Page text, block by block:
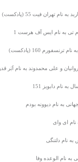
نام تهران فیت 55 (پادکست)
تی به نام ایس آف هرست 1
160 (پادکست)
و علی محمدوند به نام اَبَر
نام دابویز 151
به نام دیوونه بودم
نام ای وای
به نام دلتنگی
به نام الوعده وفا